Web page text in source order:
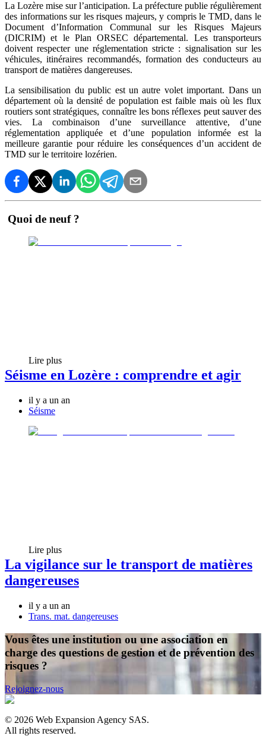
La Lozère mise sur l’anticipation. La préfecture publie régulièrement
des informations sur les risques majeurs, y compris le TMD, dans le
Document d’Information Communal sur les Risques Majeurs
(DICRIM) et le Plan ORSEC départemental. Les transporteurs
doivent respecter une réglementation stricte : signalisation sur les
véhicules, itinéraires recommandés, formation des conducteurs au
transport de matières dangereuses.
La sensibilisation du public est un autre volet important. Dans un
département où la densité de population est faible mais où les flux
routiers sont stratégiques, connaître les bons réflexes peut sauver des
vies. La combinaison d’une surveillance attentive, d’une
réglementation appliquée et d’une population informée est la
meilleure garantie pour réduire les conséquences d’un accident de
TMD sur le territoire lozérien.
Quoi de neuf ?
Lire plus
Séisme en Lozère : comprendre et agir
il y a un an
Séisme
Lire plus
La vigilance sur le transport de matières
dangereuses
il y a un an
Trans. mat. dangereuses
Vous êtes une institution ou une association en
charge des questions de gestion et de prévention des
risques ?
Rejoignez-nous
© 2026 Web Expansion Agency SAS.
All rights reserved.